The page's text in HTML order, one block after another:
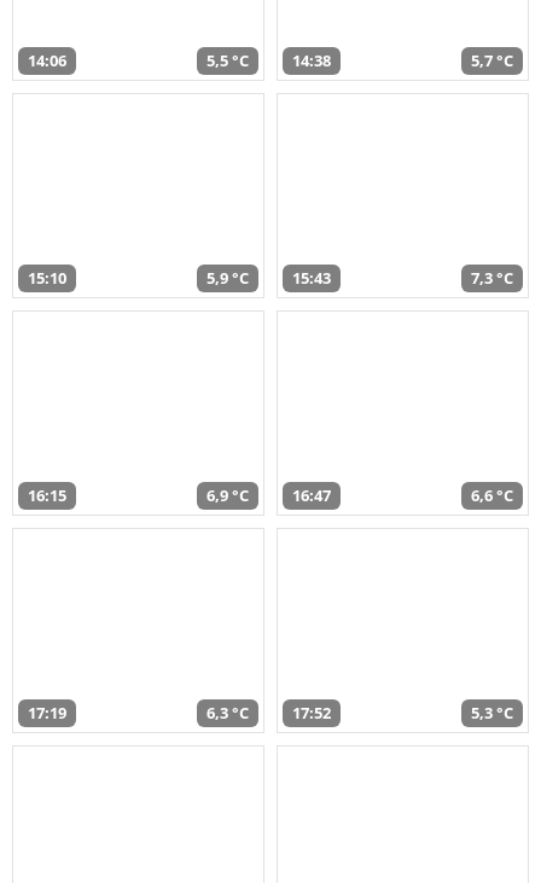
14:06 5,5 °C 14:38 5,7 °C
15:10 5,9 °C 15:43 7,3 °C
16:15 6,9 °C 16:47 6,6 °C
17:19 6,3 °C 17:52 5,3 °C